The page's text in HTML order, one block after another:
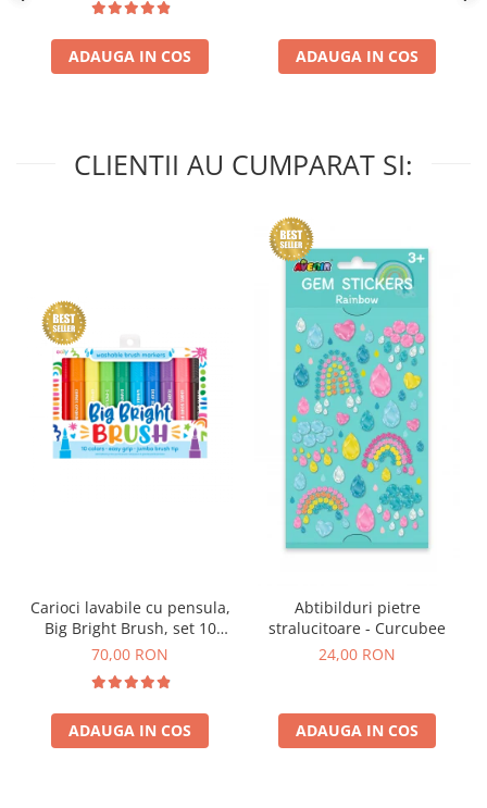
ADAUGA IN COS ADAUGA IN COS
CLIENTII AU CUMPARAT SI:
Carioci lavabile cu pensula,
Big Bright Brush, set 10
culori
70,00 RON
ADAUGA IN COS
Abtibilduri pietre
stralucitoare - Curcubee
24,00 RON
ADAUGA IN COS